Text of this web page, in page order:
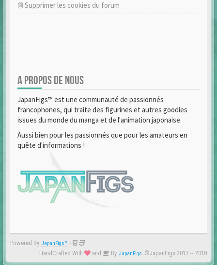
Supprimer les cookies du forum
A PROPOS DE NOUS
JapanFigs™ est une communauté de passionnés
francophones, qui traite des figurines et autres goodies
issues du monde du manga et de l'animation japonaise.
Aussi bien pour les passionnés que pour les amateurs en
quête d'informations !
Powered By JapanFigs™ -
HandCrafted With
and By JapanFigs ©JapanFigs 2017 ~ 2018